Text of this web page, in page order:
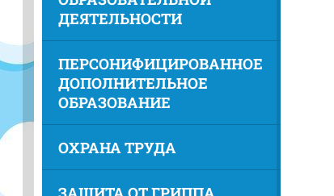
ДЕЯТЕЛЬНОСТИ
ПЕРСОНИФИЦИРОВАННОЕ
ДОПОЛНИТЕЛЬНОЕ
ОБРАЗОВАНИЕ
ОХРАНА ТРУДА